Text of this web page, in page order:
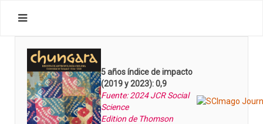
5 años índice de impacto
(2019 y 2023): 0,9
Fuente: 2024 JCR Social
Science
Edition de Thomson